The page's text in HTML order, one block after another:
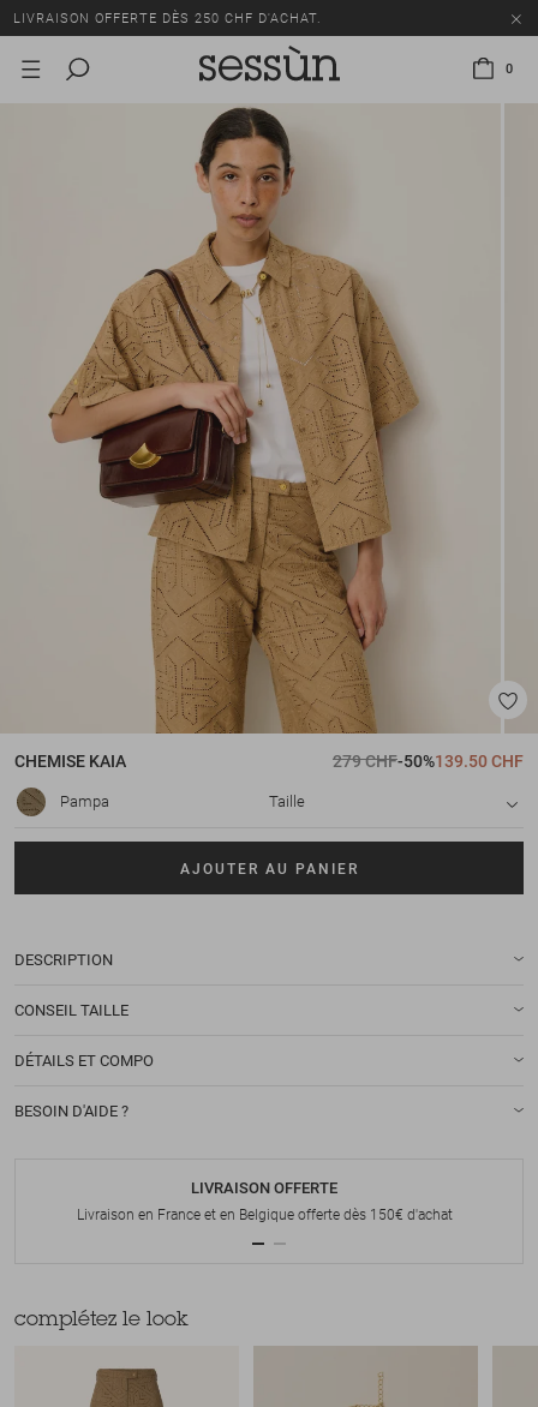
LIVRAISON OFFERTE DÈS 250 CHF D'ACHAT.
TOUS LES PRIX INCLUENT LA TVA ET LES DROITS DE DOUANE.
LIVRAISON OFFERTE DÈS 250 CHF D'ACHAT.
TOUS LES PRIX INCLUENT LA TVA ET LES DROITS DE DOUANE.
0
CHEMISE KAIA 279 CHF-50%139.50 CHF
Pampa Taille
AJOUTER AU PANIER
DESCRIPTION
CONSEIL TAILLE
DÉTAILS ET COMPO
BESOIN D'AIDE ?
LIVRAISON OFFERTE
Livraison en France et en Belgique offerte dès 150€ d'achat
complétez le look